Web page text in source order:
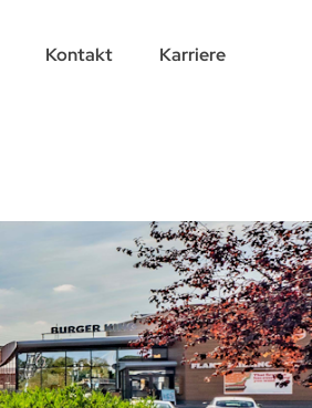
Kontakt Karriere